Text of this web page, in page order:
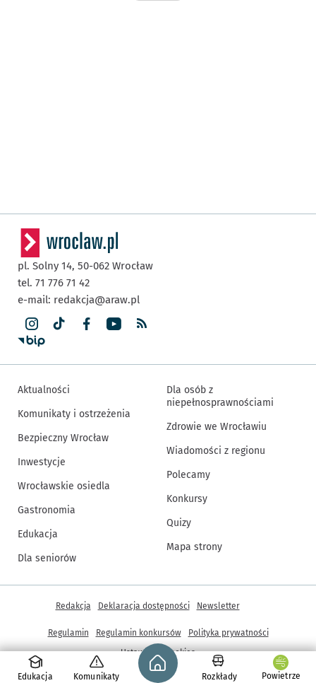
Edukacja Komunikaty
Strona główna - wroclaw.pl
Rozkłady Powietrze
pl. Solny 14, 50-062 Wrocław
tel. 71 776 71 42
e-mail: redakcja@araw.pl
Aktualności
Komunikaty i ostrzeżenia
Bezpieczny Wrocław
Inwestycje
Wrocławskie osiedla
Gastronomia
Edukacja
Dla seniorów
Dla osób z
niepełnosprawnościami
Zdrowie we Wrocławiu
Wiadomości z regionu
Polecamy
Konkursy
Quizy
Mapa strony
© Copyright 2005-2026, ARAW S.A., Gmina Wrocław
Inne informacje
Redakcja Deklaracja dostępności Newsletter
Regulamin Regulamin konkursów
Polityka prywatności
Ustawienia cookies